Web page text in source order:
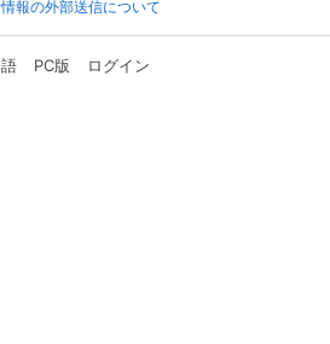
報の外部送信について
PC版 ログイン